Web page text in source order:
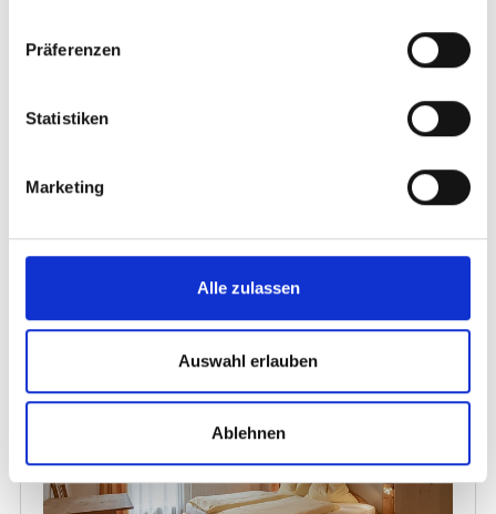
Präferenzen
Statistiken
Marketing
Alle zulassen
Auswahl erlauben
Ablehnen